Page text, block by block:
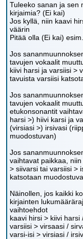
Tuleeko sanan ja sen
kirjaimia? (Ei kai)
Jos kyllä, niin kaavi
väärin
Pitää olla (Ei kai)
Jos
tavujen vokaalit
kiivi harsi ja varsiisi >
tavuista varsiisi
Jos
tavujen vokaalit
etukonsonantit
harsi >) hiivi karsi ja
(virsiasi >) irsivasi
muodostuvan)
Jos
vaihtavat paikkaa,
> siivarsi tai varsiisi >
katsotaan
Näinollen, jos kaikki
kirjainten
vaihtoehdot
kaavi hirsi > kiivi
varsiisi > virsaasi /
varsi-isi > virsiasi /